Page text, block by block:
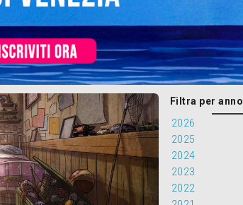
Filtra per anno
2026
2025
2024
2023
2022